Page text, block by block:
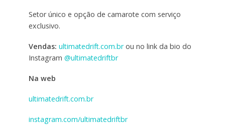
Setor único e opção de camarote com serviço
exclusivo.
Vendas: ultimatedrift.com.brou no link da bio do
Instagram @ultimatedriftbr
Na web
ultimatedrift.com.br
instagram.com/ultimatedriftbr